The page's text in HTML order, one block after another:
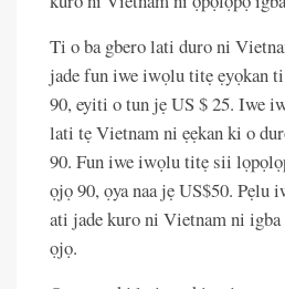
Ti o ba gbero lati duro ni
jade fun iwe iwọlu titẹ ẹyọkan
90, eyiti o tun jẹ US $ 25. Iwe
lati tẹ Vietnam ni ẹẹkan ki o
90. Fun iwe iwọlu titẹ sii
ọjọ 90, ọya naa jẹ US$50.
ati jade kuro ni Vietnam ni igba
ọjọ.